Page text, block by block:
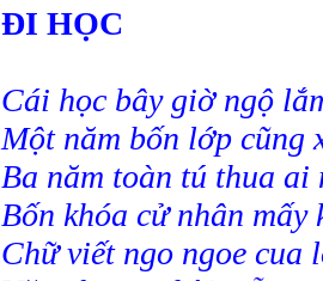
ĐI HỌC
Cái học bây giờ ngộ
Một năm bốn lớp cũng
Ba năm toàn tú thua ai
Bốn khóa cử nhân mấy
Chữ viết ngo ngoe cua